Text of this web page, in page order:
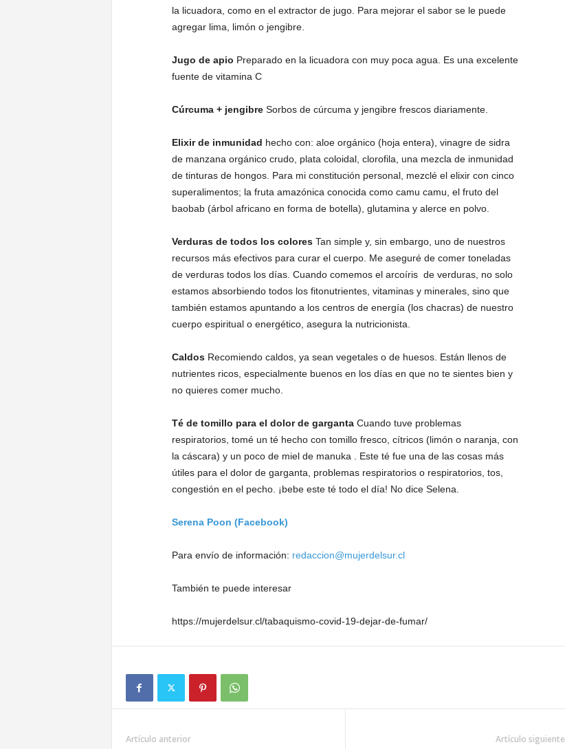
la licuadora, como en el extractor de jugo. Para mejorar el sabor se le puede
agregar lima, limón o jengibre.
Jugo de apio Preparado en la licuadora con muy poca agua. Es una excelente
fuente de vitamina C
Cúrcuma + jengibreSorbos de cúrcuma y jengibre frescos diariamente.
Elixir de inmunidad hecho con: aloe orgánico (hoja entera), vinagre de sidra
de manzana orgánico crudo, plata coloidal, clorofila, una mezcla de inmunidad
de tinturas de hongos. Para mi constitución personal, mezclé el elixir con cinco
superalimentos; la fruta amazónica conocida como camu camu, el fruto del
baobab (árbol africano en forma de botella), glutamina y alerce en polvo.
Verduras de todos los coloresTan simple y, sin embargo, uno de nuestros
recursos más efectivos para curar el cuerpo. Me aseguré de comer toneladas
de verduras todos los días. Cuando comemos el arcoíris de verduras, no solo
estamos absorbiendo todos los fitonutrientes, vitaminas y minerales, sino que
también estamos apuntando a los centros de energía (los chacras) de nuestro
cuerpo espiritual o energético, asegura la nutricionista.
CaldosRecomiendo caldos, ya sean vegetales o de huesos. Están llenos de
nutrientes ricos, especialmente buenos en los días en que no te sientes bien y
no quieres comer mucho.
Té de tomillo para el dolor de gargantaCuando tuve problemas
respiratorios, tomé un té hecho con tomillo fresco, cítricos (limón o naranja, con
la cáscara) y un poco de miel de manuka . Este té fue una de las cosas más
útiles para el dolor de garganta, problemas respiratorios o respiratorios, tos,
congestión en el pecho. ¡bebe este té todo el día! No dice Selena.
Serena Poon (Facebook)
Para envío de información: redaccion@mujerdelsur.cl
También te puede interesar
https://mujerdelsur.cl/tabaquismo-covid-19-dejar-de-fumar/
Artículo anterior Artículo siguiente